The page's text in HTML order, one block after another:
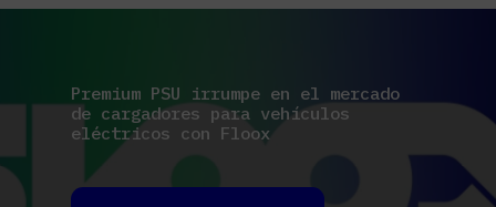
Premium PSU irrumpe en el
mercado
de cargadores para vehículos
eléctricos con Floox